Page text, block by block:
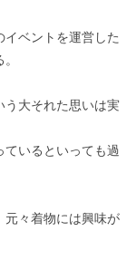
ベントを運営した
う大それた思いは実
いるといっても過
元々着物には興味が